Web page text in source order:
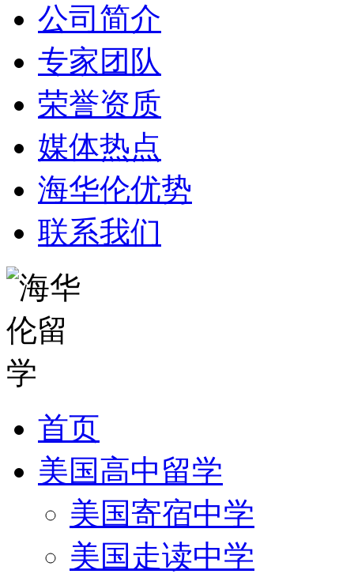
公司简介
专家团队
荣誉资质
媒体热点
海华伦优势
联系我们
首页
美国高中留学
美国寄宿中学
美国走读中学